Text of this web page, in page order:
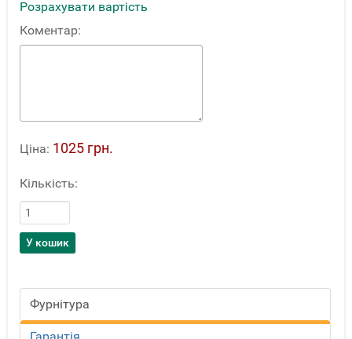
Розрахувати вартість
Коментар:
Ціна: 1025 грн.
Кількість:
Фурнітура